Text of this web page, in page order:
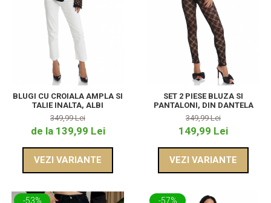
BLUGI CU CROIALA AMPLA SI
TALIE INALTA, ALBI
349,99 Lei
de la 139,99 Lei
VEZI VARIANTE
SET 2 PIESE BLUZA SI
PANTALONI, DIN DANTELA
349,99 Lei
149,99 Lei
VEZI VARIANTE
-53% -57%